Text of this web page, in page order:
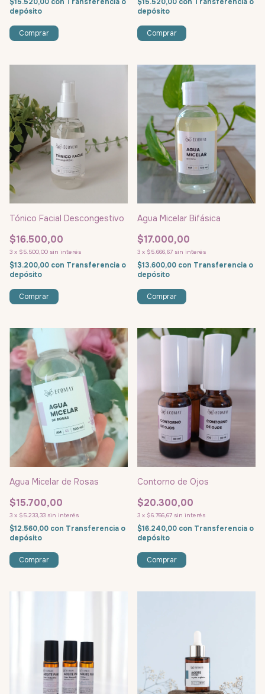
depósito
depósito
Tónico Facial Descongestivo
$16.500,00
3 x $5.500,00 sin interés
$13.200,00 con Transferencia o
depósito
Comprar
Agua Micelar Bifásica
$17.000,00
3 x $5.666,67 sin interés
$13.600,00 con Transferencia o
depósito
Agua Micelar de Rosas
$15.700,00
3 x $5.233,33 sin interés
$12.560,00 con Transferencia o
depósito
Contorno de Ojos
$20.300,00
3 x $6.766,67 sin interés
$16.240,00 con Transferencia o
depósito